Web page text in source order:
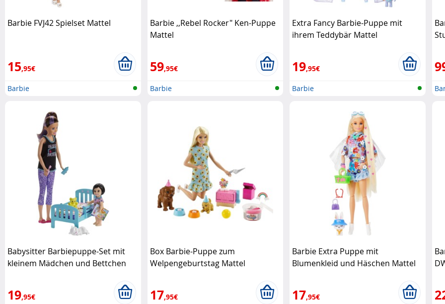
Barbie FVJ42 Spielset Mattel
15,95€
Barbie
Barbie ,,Rebel Rocker" Ken-Puppe
Mattel
59,95€
Barbie
Extra Fancy Barbie-Puppe mit
ihrem Teddybär Mattel
19,95€
Barbie
Babysitter Barbiepuppe-Set mit
kleinem Mädchen und Bettchen
19,95€
Box Barbie-Puppe zum
Welpengeburtstag Mattel
17,95€
Barbie Extra Puppe mit
Blumenkleid und Häschen Mattel
17,95€